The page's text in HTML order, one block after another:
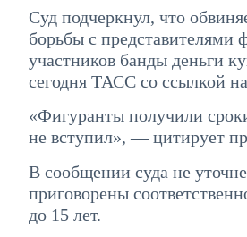
Суд подчеркнул, что
борьбы с представителями
участников банды деньги
сегодня ТАСС со ссылкой
«Фигуранты получили
не вступил», — цитирует
В сообщении суда не
приговорены
до 15 лет.